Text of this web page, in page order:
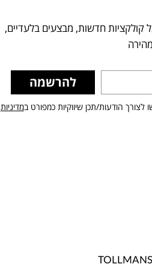
חדשות, מבצעים בלעדיים,
להרשמה
הודעות/תכן שיווקיות כמפורט במדיניות